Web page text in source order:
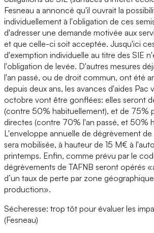
Fesneau a annoncé qu'il ouvrait la
individuellement à l'obligation de ces
d'adresser une demande motivée aux
et que celle-ci soit acceptée. Jusqu'ici
d'exemption individuelle au titre des SIE
l'obligation de levée. D'autres mesures
l'an passé, ou de droit commun, ont été
depuis deux ans, les avances d'aides Pac
octobre vont être gonflées: elles seront
(contre 50% habituellement), et de 75%
directes (contre 70% l'an passé, et 50%
L'enveloppe annuelle de dégrèvement
sera mobilisée, à hauteur de 15 M€ à
printemps. Enfin, comme prévu par le
dégrèvements de TAFNB seront opérés
d’un taux de perte par zone
production».
Sécheresse: trop tôt pour évaluer les
(Fesneau)